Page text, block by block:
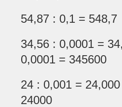
54,87 : 0,1 = 548,7
34,56 : 0,0001 =
0,0001 = 345600
24 : 0,001 =
24000